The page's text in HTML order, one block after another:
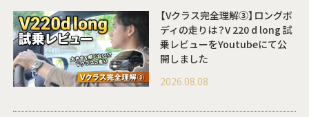
【Vクラス完全理解③】ロングボ
ディの走りは？V 220 d long 試
乗レビューをYoutubeにて公
開しました
2026.08.08